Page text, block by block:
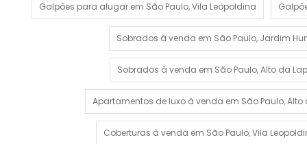
Galpões para alugar em São Paulo, Vila Leopoldina
Sobrados à venda em São Paulo, Jardim
Sobrados à venda em São Paulo, Alto da
Apartamentos de luxo à venda em São Paulo, Alto
Coberturas à venda em São Paulo, Vila